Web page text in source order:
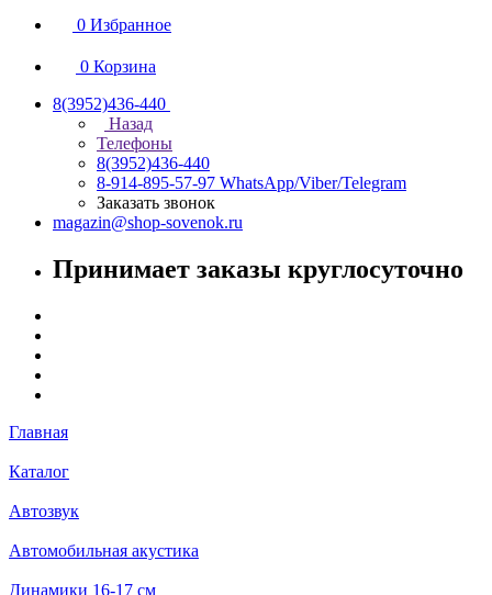
0 Избранное
0 Корзина
8(3952)436-440
Назад
Телефоны
8(3952)436-440
8-914-895-57-97 WhatsApp/Viber/Telegram
Заказать звонок
magazin@shop-sovenok.ru
Принимает заказы круглосуточно
Главная
Каталог
Автозвук
Автомобильная акустика
Динамики 16-17 см